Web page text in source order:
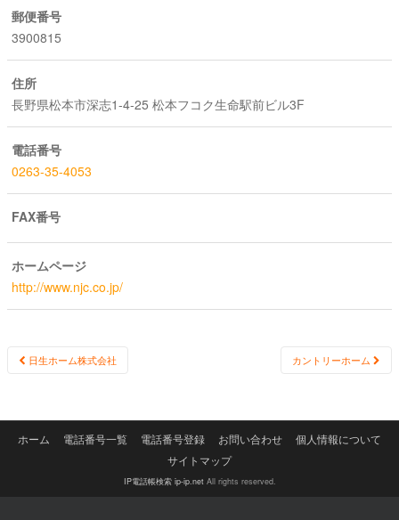
郵便番号
3900815
住所
長野県松本市深志1-4-25 松本フコク生命駅前ビル3F
電話番号
0263-35-4053
FAX番号
ホームページ
http://www.njc.co.jp/
Post
日生ホーム株式会社 カントリーホーム
ホーム 電話番号一覧 電話番号登録 お問い合わせ
個人情報について
サイトマップ
IP電話帳検索 ip-ip.netAll rights reserved.